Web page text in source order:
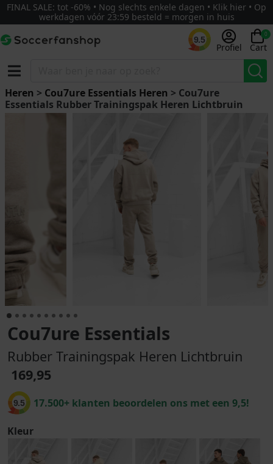
FINAL SALE: tot -60% • Nog slechts enkele dagen • Klik hier • Op
werkdagen vóór 23:59 besteld = morgen in huis
9.5
Profiel
0
Cart
Heren > Cou7ure Essentials Heren > Cou7ure
Essentials Rubber Trainingspak Heren Lichtbruin
Cou7ure Essentials
Rubber Trainingspak Heren Lichtbruin
169,95
9.5 17.500+ klanten beoordelen ons met een 9,5!
Kleur